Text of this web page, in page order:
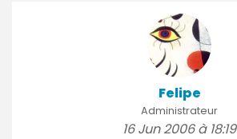
Felipe
Administrateur
16 Jun 2006 à 18:19